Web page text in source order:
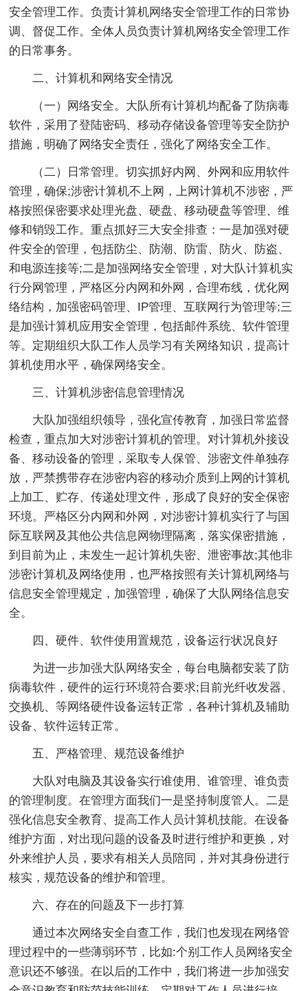
安全管理工作。负责计算机网络安全管理工作的日常协
调、督促工作。全体人员负责计算机网络安全管理工作
的日常事务。
二、计算机和网络安全情况
（一）网络安全。大队所有计算机均配备了防病毒
软件，采用了登陆密码、移动存储设备管理等安全防护
措施，明确了网络安全责任，强化了网络安全工作。
（二）日常管理。切实抓好内网、外网和应用软件
管理，确保;涉密计算机不上网，上网计算机不涉密，严
格按照保密要求处理光盘、硬盘、移动硬盘等管理、维
修和销毁工作。重点抓好三大安全排查：一是加强对硬
件安全的管理，包括防尘、防潮、防雷、防火、防盗、
和电源连接等;二是加强网络安全管理，对大队计算机实
行分网管理，严格区分内网和外网，合理布线，优化网
络结构，加强密码管理、IP管理、互联网行为管理等;三
是加强计算机应用安全管理，包括邮件系统、软件管理
等。定期组织大队工作人员学习有关网络知识，提高计
算机使用水平，确保网络安全。
三、计算机涉密信息管理情况
大队加强组织领导，强化宣传教育，加强日常监督
检查，重点加大对涉密计算机的管理。对计算机外接设
备、移动设备的管理，采取专人保管、涉密文件单独存
放，严禁携带存在涉密内容的移动介质到上网的计算机
上加工、贮存、传递处理文件，形成了良好的安全保密
环境。严格区分内网和外网，对涉密计算机实行了与国
际互联网及其他公共信息网物理隔离，落实保密措施，
到目前为止，未发生一起计算机失密、泄密事故;其他非
涉密计算机及网络使用，也严格按照有关计算机网络与
信息安全管理规定，加强管理，确保了大队网络信息安
全。
四、硬件、软件使用置规范，设备运行状况良好
为进一步加强大队网络安全，每台电脑都安装了防
病毒软件，硬件的运行环境符合要求;目前光纤收发器、
交换机、等网络硬件设备运转正常，各种计算机及辅助
设备、软件运转正常。
五、严格管理、规范设备维护
大队对电脑及其设备实行谁使用、谁管理、谁负责
的管理制度。在管理方面我们一是坚持制度管人。二是
强化信息安全教育、提高工作人员计算机技能。在设备
维护方面，对出现问题的设备及时进行维护和更换，对
外来维护人员，要求有相关人员陪同，并对其身份进行
核实，规范设备的维护和管理。
六、存在的问题及下一步打算
通过本次网络安全自查工作，我们也发现在网络管
理过程中的一些薄弱环节，比如:个别工作人员网络安全
意识还不够强。在以后的工作中，我们将进一步加强安